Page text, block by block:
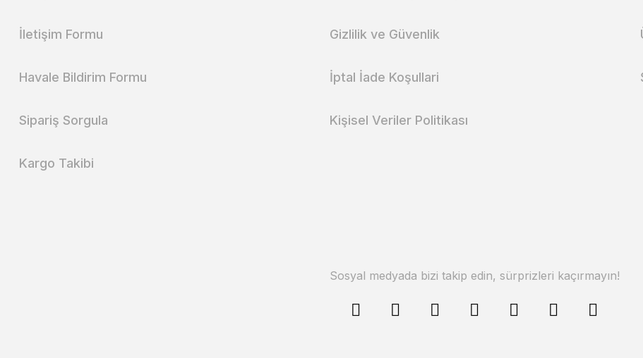
İletişim Formu
Havale Bildirim Formu
Sipariş Sorgula
Kargo Takibi
Gizlilik ve Güvenlik
İptal İade Koşullari
Kişisel Veriler Politikası
Sosyal medyada bizi takip edin, sürprizleri kaçırmayın!